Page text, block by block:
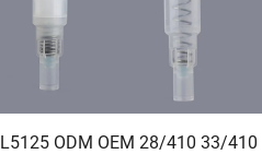
L5125 ODM OEM 28/410 33/410